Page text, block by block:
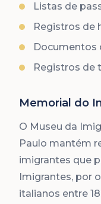
Listas de
Registros de
Documentos
Registros de
Memorial do
O Museu da
Paulo mantém
imigrantes que
Imigrantes, por
italianos entre